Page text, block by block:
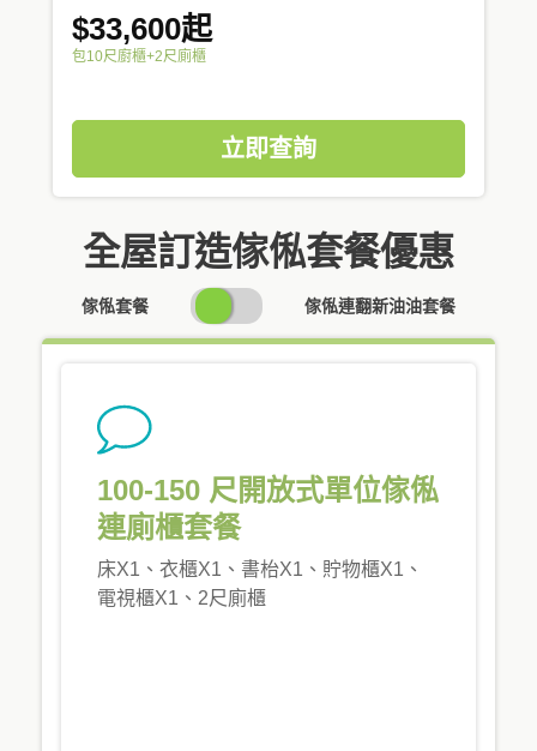
$33,600起
包10尺廚櫃+2尺廁櫃
立即查詢
全屋訂造傢俬套餐優惠
傢俬套餐
SWITCH
PRICING
傢俬連翻新油油套餐
100-150 尺開放式單位傢俬
連廁櫃套餐
床X1、衣櫃X1、書枱X1、貯物櫃X1、
電視櫃X1、2尺廁櫃